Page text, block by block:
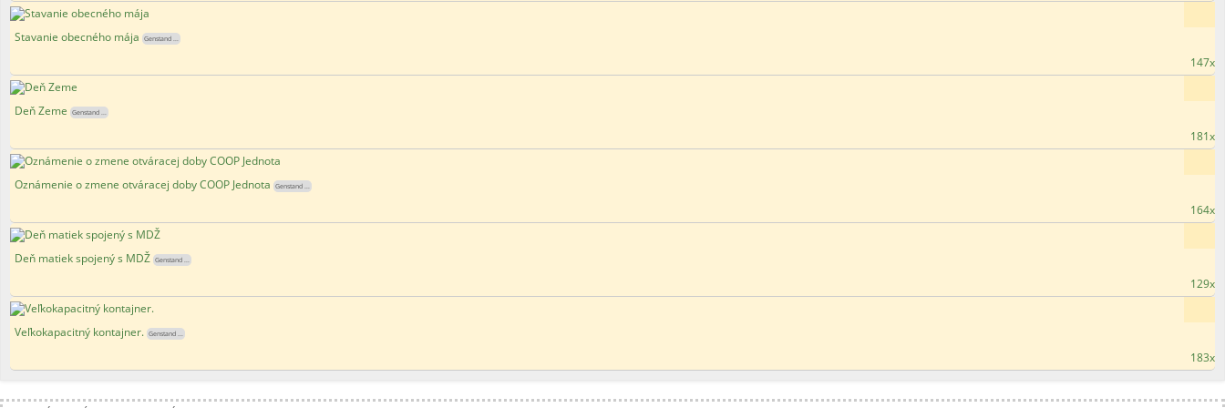
Stavanie obecného mája Genstand ...
147x
Deň Zeme Genstand ...
181x
Oznámenie o zmene otváracej doby COOP Jednota Genstand ...
164x
Deň matiek spojený s MDŽ Genstand ...
129x
Veľkokapacitný kontajner. Genstand ...
183x